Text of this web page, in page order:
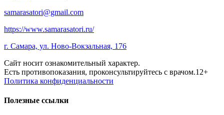
samarasatori@gmail.com
https://www.samarasatori.ru/
г. Самара, ул. Ново-Вокзальная, 176
Сайт носит ознакомительный характер.
Есть противопоказания, проконсультируйтесь с врачом.12+
Политика конфиденциальности
Полезные ссылки